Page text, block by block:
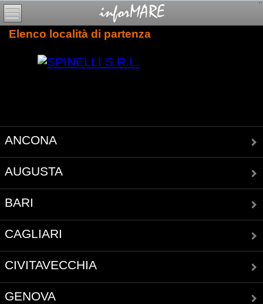
Elenco località di partenza
ANCONA
AUGUSTA
BARI
CAGLIARI
CIVITAVECCHIA
GENOVA